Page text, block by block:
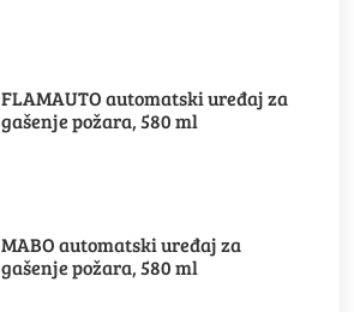
FLAMAUTO automatski uređaj za
gašenje požara, 580 ml
MABO automatski uređaj za
gašenje požara, 580 ml